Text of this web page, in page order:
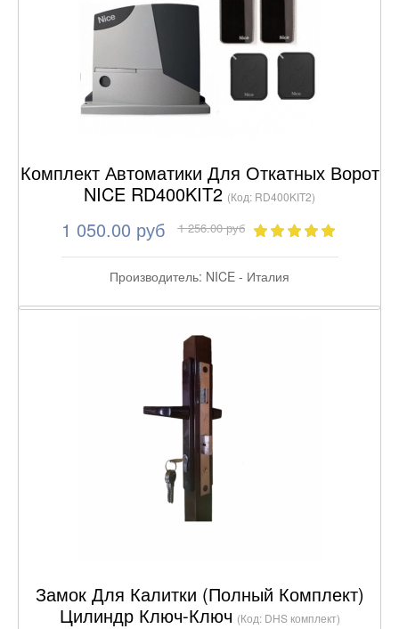
Комплект Автоматики Для Откатных Ворот
NICE RD400KIT2 (Код: RD400KIT2)
1 050.00 руб 1 256.00 руб
Производитель: NICE - Италия
Замок Для Калитки (полный Комплект)
Цилиндр Ключ-Ключ (Код: DHS комплект)